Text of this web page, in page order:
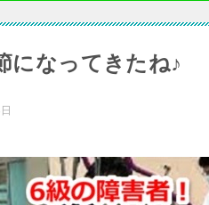
になってきたね♪